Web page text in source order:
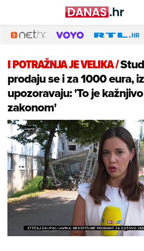
I POTRAŽNJA JE VELIKA/
prodaju se i za 1000 eura,
upozoravaju: 'To je
zakonom'
Unmute /
24.82%